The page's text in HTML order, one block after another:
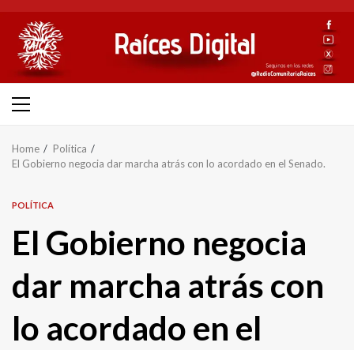
content
Primary
Home
Política
El Gobierno negocia dar marcha atrás con lo acordado en el Senado.
POLÍTICA
El Gobierno negocia
dar marcha atrás con
lo acordado en el